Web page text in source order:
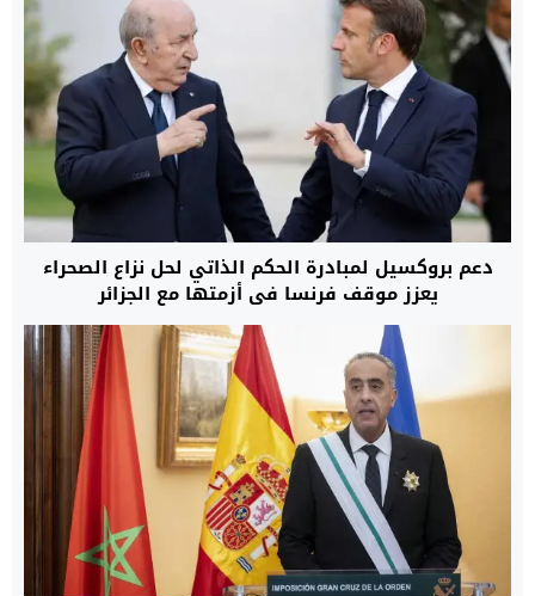
دعم بروكسيل لمبادرة الحكم الذاتي لحل نزاع الصحراء
يعزز موقف فرنسا في أزمتها مع الجزائر